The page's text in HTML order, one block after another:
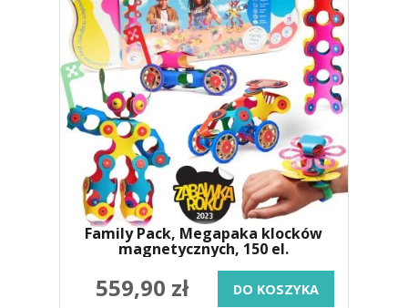
Family Pack, Megapaka klocków
magnetycznych, 150 el.
559,90 zł DO KOSZYKA